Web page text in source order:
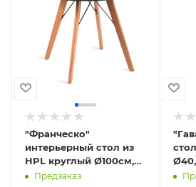
"Франческо"
интерьерный стол из
HPL круглый Ø100см,
цвет молочный
Предзаказ